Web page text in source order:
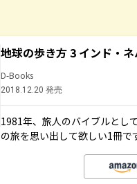
地球の歩き方 3 インド・
D-Books
2018.12.20 発売
1981年、旅人のバイブルと
の旅を思い出して欲しい1冊で